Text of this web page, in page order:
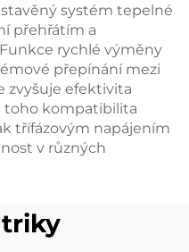
systém tepelné
přehřátím a
rychlé výměny
přepínání mezi
zvyšuje efektivita
toho kompatibilita
třífázovým napájením
v různých
triky